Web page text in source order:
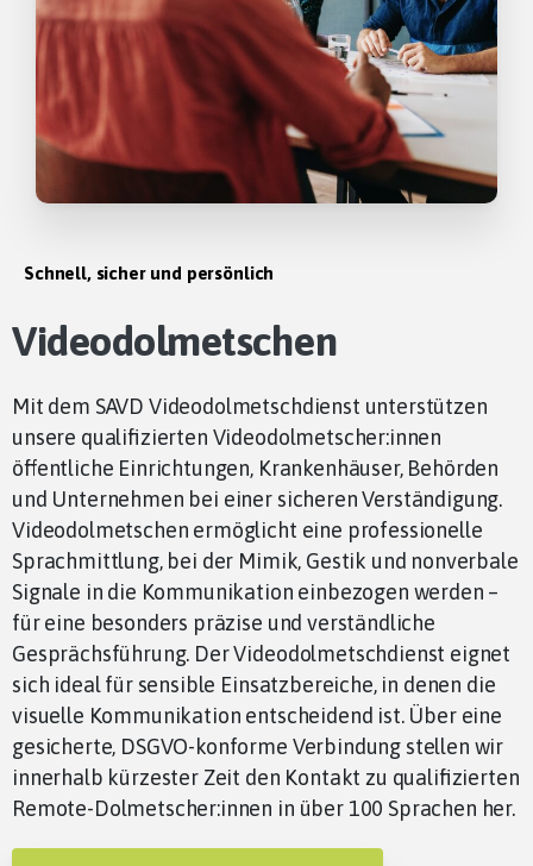
Schnell, sicher und persönlich
Videodolmetschen
Mit dem SAVD Videodolmetschdienst unterstützen
unsere qualifizierten Videodolmetscher:innen
öffentliche Einrichtungen, Krankenhäuser, Behörden
und Unternehmen bei einer sicheren Verständigung.
Videodolmetschen ermöglicht eine professionelle
Sprachmittlung, bei der Mimik, Gestik und nonverbale
Signale in die Kommunikation einbezogen werden –
für eine besonders präzise und verständliche
Gesprächsführung. Der Videodolmetschdienst eignet
sich ideal für sensible Einsatzbereiche, in denen die
visuelle Kommunikation entscheidend ist. Über eine
gesicherte, DSGVO-konforme Verbindung stellen wir
innerhalb kürzester Zeit den Kontakt zu qualifizierten
Remote-Dolmetscher:innen in über 100 Sprachen her.